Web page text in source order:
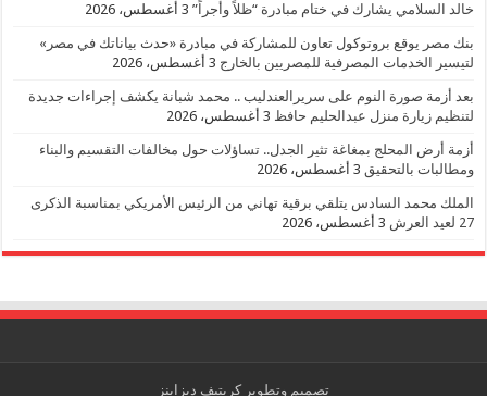
خالد السلامي يشارك في ختام مبادرة “ظلاً وأجراً” 3 أغسطس، 2026
بنك مصر يوقع بروتوكول تعاون للمشاركة في مبادرة «حدث بياناتك في مصر»
لتيسير الخدمات المصرفية للمصريين بالخارج 3 أغسطس، 2026
بعد أزمة صورة النوم على سريرالعندليب .. محمد شبانة يكشف إجراءات جديدة
لتنظيم زيارة منزل عبدالحليم حافظ 3 أغسطس، 2026
أزمة أرض المحلج بمغاغة تثير الجدل.. تساؤلات حول مخالفات التقسيم والبناء
ومطالبات بالتحقيق 3 أغسطس، 2026
الملك محمد السادس يتلقي برقية تهاني من الرئيس الأمريكي بمناسبة الذكرى
27 لعيد العرش
3 أغسطس، 2026
تصميم وتطويركريتيف ديزاينز